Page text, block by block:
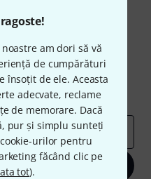
am dori să vă
de cumpărături
însoțit de ele. Aceasta
adecvate, reclame
de memorare. Dacă
pur și simplu sunteți
urilor pentru
făcând clic pe
tot).
Thomann în limba
câștiga unul dintre
Oferte
Thomann
acum